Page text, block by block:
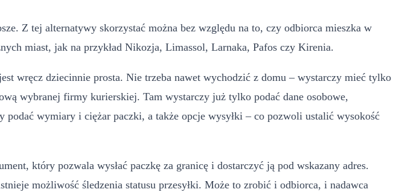
Z tej alternatywy skorzystać można bez względu na to, czy odbiorca mieszka w
miast, jak na przykład Nikozja, Limassol, Larnaka, Pafos czy Kirenia.
wręcz dziecinnie prosta. Nie trzeba nawet wychodzić z domu – wystarczy mieć tylko
wybranej firmy kurierskiej. Tam wystarczy już tylko podać dane osobowe,
wymiary i ciężar paczki, a także opcje wysyłki – co pozwoli ustalić wysokość
który pozwala wysłać paczkę za granicę i dostarczyć ją pod wskazany adres.
możliwość śledzenia statusu przesyłki. Może to zrobić i odbiorca, i nadawca